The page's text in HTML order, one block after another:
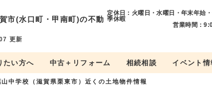
市(水口町・甲南町)の不動
更新
定休日：火曜日・水曜日・年末年始
季休暇
営業時間：
たい方へ 中古＋リフォーム 相続相談 イベント情
山中学校（滋賀県栗東市）近くの土地物件情報